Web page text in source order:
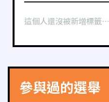
這個人還沒被新增標籤⋯
參與過的選舉